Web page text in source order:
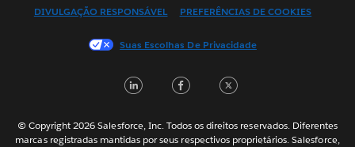
Français (Canada)
日本語
Nederlands
DIVULGAÇÃO RESPONSÁVEL PREFERÊNCIAS DE COOKIES
Suas Escolhas De Privacidade
n c i
© Copyright 2026 Salesforce, Inc. Todos os direitos reservados. Diferentes
marcas registradas mantidas por seus respectivos proprietários. Salesforce,